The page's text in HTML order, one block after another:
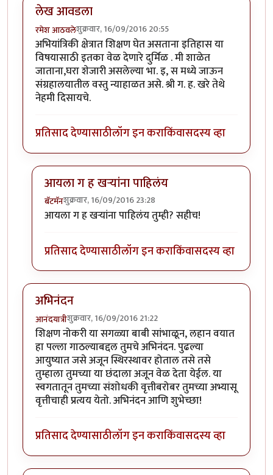
लेख आवडला
रमेश आठवलेशुक्रवार, 16/09/2016 20:55
अभियांत्रिकी क्षेत्रात शिक्षण घेत असताना इतिहास या
विषयासाठी इतका वेळ देणारे दुर्मिळ . मी शाळेत
जाताना,घरा शेजारी असलेल्या भा. इ, स मध्ये जाऊन
संग्रहालयातील वस्तु न्याहाळत असे. श्री ग. ह. खरे तेथे
नेहमी दिसायचे.
प्रतिसाद देण्यासाठीलॉग इन कराकिंवासदस्य व्हा
आयला ग ह खर्‍यांना पाहिलंय
बॅटमॅनशुक्रवार, 16/09/2016 23:28
In reply toलेख आवडलाbyरमेश आठवले
आयला ग ह खर्‍यांना पाहिलंय तुम्ही? सहीच!
प्रतिसाद देण्यासाठीलॉग इन कराकिंवासदस्य व्हा
अभिनंदन
आनंदयात्रीशुक्रवार, 16/09/2016 21:22
शिक्षण नोकरी या सगळ्या बाबी सांभाळून, लहान वयात
हा पल्ला गाठल्याबद्दल तुमचे अभिनंदन. पुढल्या
आयुष्यात जसे अजून स्थिरस्थावर होताल तसे तसे
तुम्हाला तुमच्या या छंदाला अजून वेळ देता येईल. या
स्वगतातून तुमच्या संशोधकी वृत्तीबरोबर तुमच्या अभ्यासू
वृत्तीचाही प्रत्यय येतो. अभिनंदन आणि शुभेच्छा!
प्रतिसाद देण्यासाठीलॉग इन कराकिंवासदस्य व्हा